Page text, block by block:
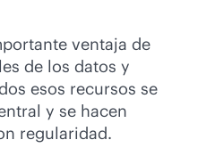
ventaja de
de los datos y
esos recursos se
y se hacen
regularidad.